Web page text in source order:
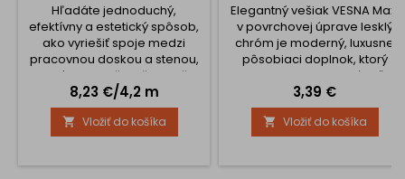
Hľadáte jednoduchý,
efektívny a estetický spôsob,
ako vyriešiť spoje medzi
pracovnou doskou a stenou,
umývadlom či vaňou? Už
nemusíte! Predstavujeme
vám tesnenie za pracovnú
dosku 4,2 m – revolučný
produkt, ktorý nahrádza
Cena
8,23 €/4,2 m
 Vložiť do košíka
Elegantný vešiak VESNA Maxi
v povrchovej úprave lesklý
chróm je moderný, luxusne
pôsobiaci doplnok, ktorý
skvele zapadne do kúpeľní,
predsiení, kancelárií aj
hotelových priestorov.Je to
väčší model zo série VESNA,
vybavený trojitým háčikom –
Cena
3,39 €
 Vložiť do košíka